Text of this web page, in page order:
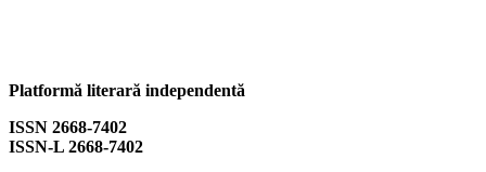
Platformă literară independentă
ISSN 2668-7402
ISSN-L 2668-7402